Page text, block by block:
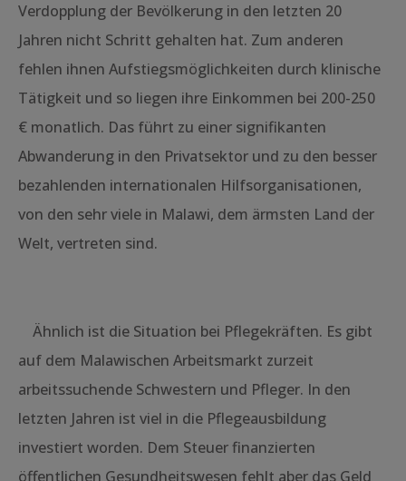
Verdopplung der Bevölkerung in den letzten 20
Jahren nicht Schritt gehalten hat. Zum anderen
fehlen ihnen Aufstiegsmöglichkeiten durch klinische
Tätigkeit und so liegen ihre Einkommen bei 200-250
€ monatlich. Das führt zu einer signifikanten
Abwanderung in den Privatsektor und zu den besser
bezahlenden internationalen Hilfsorganisationen,
von den sehr viele in Malawi, dem ärmsten Land der
Welt, vertreten sind.
Ähnlich ist die Situation bei Pflegekräften. Es gibt
auf dem Malawischen Arbeitsmarkt zurzeit
arbeitssuchende Schwestern und Pfleger. In den
letzten Jahren ist viel in die Pflegeausbildung
investiert worden. Dem Steuer finanzierten
öffentlichen Gesundheitswesen fehlt aber das Geld